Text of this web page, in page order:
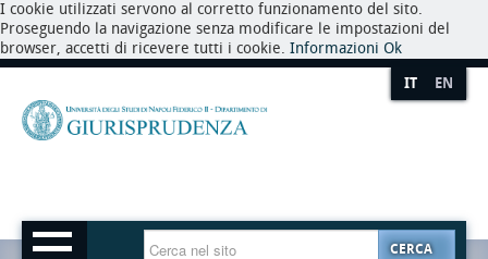
I cookie utilizzati servono al corretto funzionamento del sito.
Proseguendo la navigazione senza modificare le impostazioni del
browser, accetti di ricevere tutti i cookie. Informazioni Ok
IT EN
CERCA